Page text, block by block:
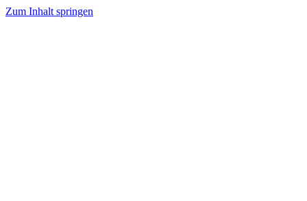
Zum Inhalt springen